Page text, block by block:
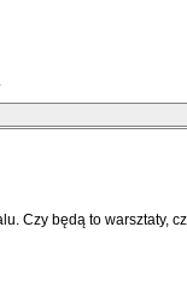
Czy będą to warsztaty,